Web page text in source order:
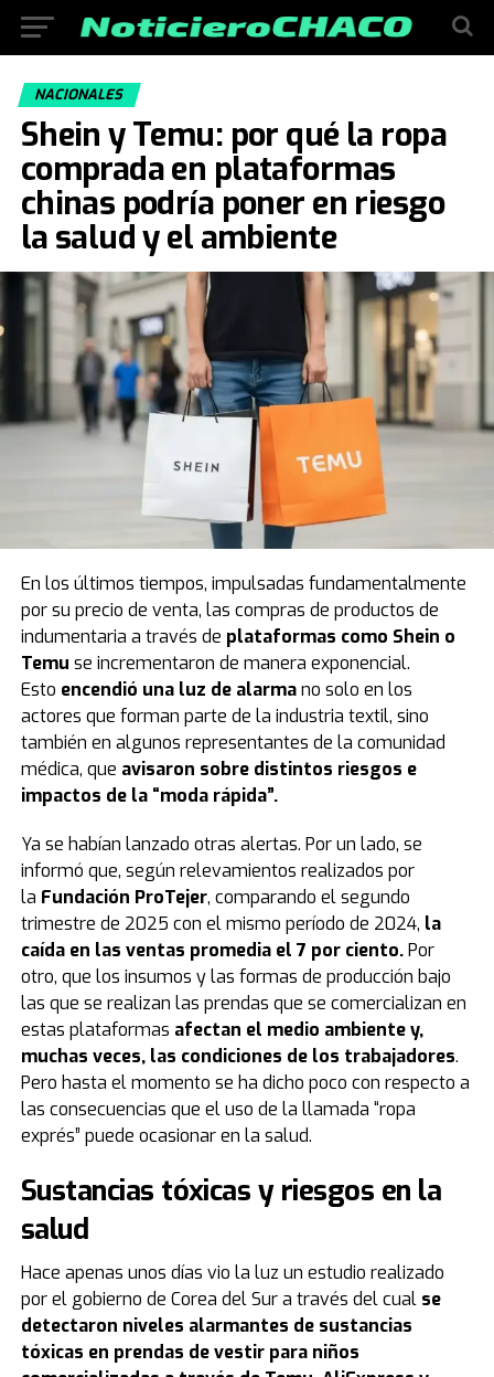
NACIONALES
Shein y Temu: por qué la ropa
comprada en plataformas
chinas podría poner en riesgo
la salud y el ambiente
En los últimos tiempos, impulsadas fundamentalmente
por su precio de venta, las compras de productos de
indumentaria a través de plataformas como Shein o
Temu se incrementaron de manera exponencial.
Esto encendió una luz de alarmano solo en los
actores que forman parte de la industria textil, sino
también en algunos representantes de la comunidad
médica, que avisaron sobre distintos riesgos e
impactos de la “moda rápida”.
Ya se habían lanzado otras alertas. Por un lado, se
informó que, según relevamientos realizados por
la Fundación ProTejer, comparando el segundo
trimestre de 2025 con el mismo período de 2024, la
caída en las ventas promedia el 7 por ciento.Por
otro, que los insumos y las formas de producción bajo
las que se realizan las prendas que se comercializan en
estas plataformas afectan el medio ambiente y,
muchas veces, las condiciones de los trabajadores.
Pero hasta el momento se ha dicho poco con respecto a
las consecuencias que el uso de la llamada “ropa
exprés” puede ocasionar en la salud.
Sustancias tóxicas y riesgos en la
salud
Hace apenas unos días vio la luz un estudio realizado
por el gobierno de Corea del Sur a través del cual se
detectaron niveles alarmantes de sustancias
tóxicas en prendas de vestir para niños